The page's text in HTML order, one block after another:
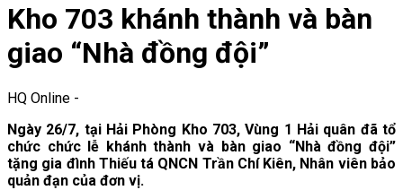
Kho 703 khánh thành và bàn
giao “Nhà đồng đội”
HQ Online -
Ngày 26/7, tại Hải Phòng Kho 703, Vùng 1 Hải quân đã tổ
chức chức lễ khánh thành và bàn giao “Nhà đồng đội”
tặng gia đình Thiếu tá QNCN Trần Chí Kiên, Nhân viên bảo
quản đạn của đơn vị.